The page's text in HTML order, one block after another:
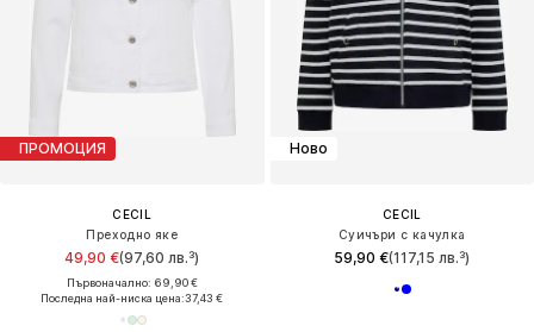
ПРОМОЦИЯ
CECIL
Преходно яке
49,90 €(97,60 лв.³)
Първоначално: 69,90 €
Последна най-ниска цена:37,43 €
Ново
CECIL
Суичъри с качулка
59,90 €(117,15 лв.³)